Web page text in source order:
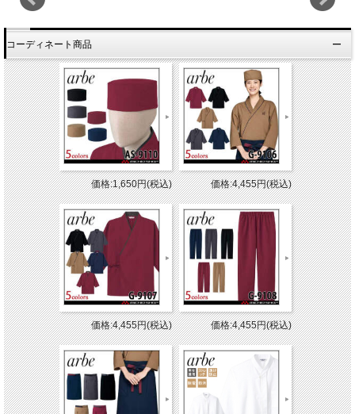
コーディネート商品
価格:1,650円(税込) 価格:4,455円(税込)
価格:4,455円(税込) 価格:4,455円(税込)